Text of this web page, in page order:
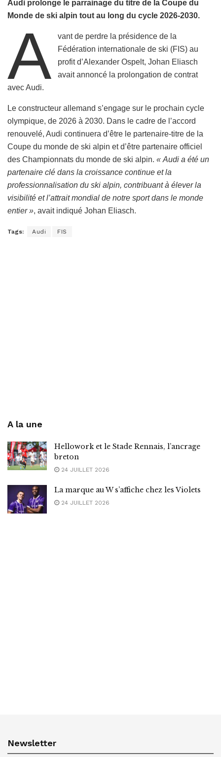
Audi prolonge le parrainage du titre de la Coupe du
Monde de ski alpin tout au long du cycle 2026-2030.
A
vant de perdre la présidence de la
Fédération internationale de ski (FIS) au
profit d’Alexander Ospelt, Johan Eliasch
avait annoncé la prolongation de contrat
avec Audi.
Le constructeur allemand s’engage sur le prochain cycle
olympique, de 2026 à 2030. Dans le cadre de l’accord
renouvelé, Audi continuera d’être le partenaire-titre de la
Coupe du monde de ski alpin et d’être partenaire officiel
des Championnats du monde de ski alpin. « Audi a été un
partenaire clé dans la croissance continue et la
professionnalisation du ski alpin, contribuant à élever la
visibilité et l’attrait mondial de notre sport dans le monde
entier », avait indiqué Johan Eliasch.
Tags: Audi FIS
A la une
Hellowork et le Stade Rennais, l’ancrage
breton
24 JUILLET 2026
La marque au W s’affiche chez les Violets
24 JUILLET 2026
Newsletter